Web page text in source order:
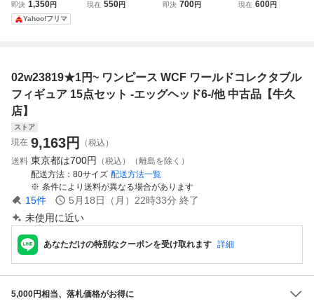
ィギュア-エッグヘ
ッド6 ニカ ルフィ
即決 1,350円
Yahoo!フリマ
現在 550円 即決 700円 現在 600円
02w23819★1円~ ワンピース WCF ワールドコレクタブル
フィギュア 15点セット -エッグヘッド6-/他 中古品【牛久
店】
ストア
現在 9,163円
（税込）
送料 東京都は700円
（税込）（離島を除く）
配送方法
80サイズ 配送方法一覧
条件により送料が異なる場合があります
15件 5月18日（月）22時33分 終了
未使用に近い
あなただけの特別なクーポンを受け取れます 詳細
5,000円相当、落札価格がお得に